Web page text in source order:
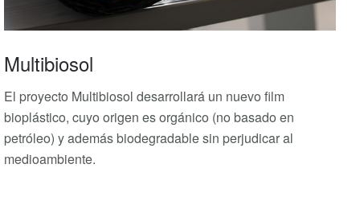
Multibiosol
El proyecto Multibiosol desarrollará un nuevo film
bioplástico, cuyo origen es orgánico (no basado en
petróleo) y además biodegradable sin perjudicar al
medioambiente.